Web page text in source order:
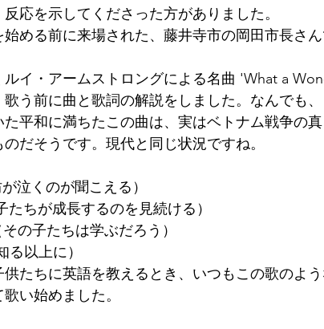
応を示してくださった方がありました。
める前に来場された、藤井寺市の岡田市長さん
イ・アームストロングによる名曲 'What a
う前に曲と歌詞の解説をしました。なんでも
平和に満ちたこの曲は、実はベトナム戦争の
だそうです。現代と同じ状況ですね。
泣くのが聞こえる）
ちが成長するのを見続ける）
の子たちは学ぶだろう）
以上に）
たちに英語を教えるとき、いつもこの歌のよ
い始めました。